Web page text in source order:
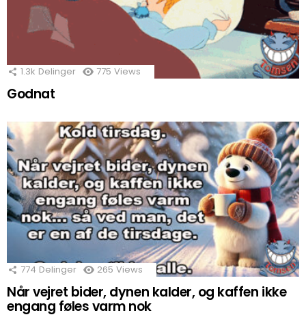
1.3k Delinger 775 Views
Godnat
774 Delinger 265 Views
Når vejret bider, dynen kalder, og kaffen ikke
engang føles varm nok